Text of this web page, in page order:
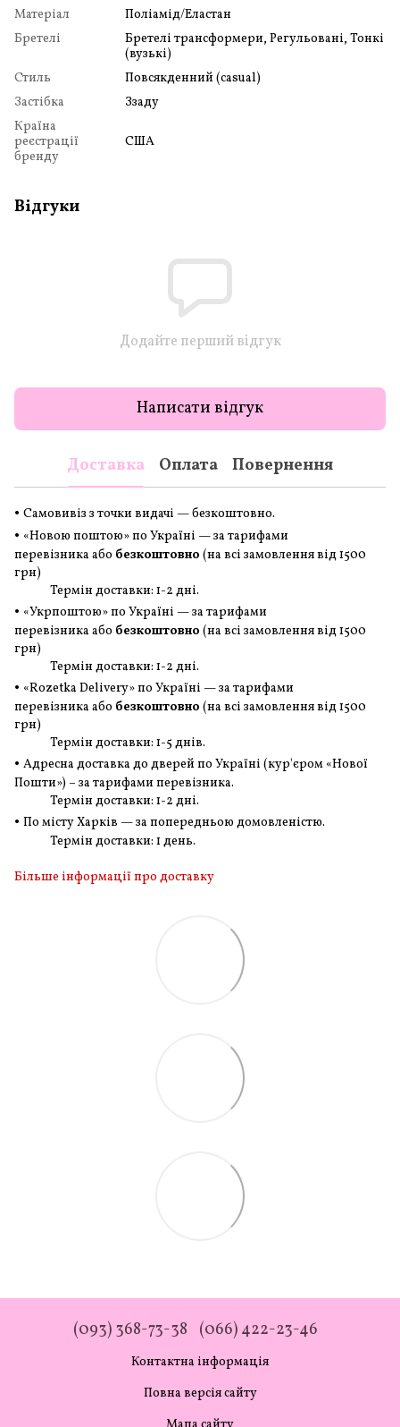
Матеріал
Поліамід/Еластан
Бретелі
Бретелі трансформери, Регульовані, Тонкі
(вузькі)
Стиль
Повсякденний (casual)
Застібка
Ззаду
Країна
реєстрації
бренду
США
Відгуки
Додайте перший відгук
Написати відгук
Доставка Оплата Повернення
• Самовивіз з точки видачі — безкоштовно.
• «Новою поштою» по Україні — за тарифами
перевізника або безкоштовно (на всі замовленнявід 1500
грн)
Термін доставки: 1-2 дні.
• «Укрпоштою» по Україні — за тарифами
перевізника або безкоштовно (на всі замовленнявід 1500
грн)
Термін доставки: 1-2 дні.
• «Rozetka Delivery» по Україні — за тарифами
перевізника або безкоштовно (на всі замовленнявід 1500
грн)
Термін доставки: 1-5 днів.
• Адресна доставка до дверей по Україні (кур'єром «Нової
Пошти») – за тарифами перевізника.
Термін доставки: 1-2 дні.
• По місту Харків — за попередньою домовленістю.
Термін доставки: 1 день.
Більше інформації про доставку
(093) 368-73-38 (066) 422-23-46
Контактна інформація
Повна версія сайту